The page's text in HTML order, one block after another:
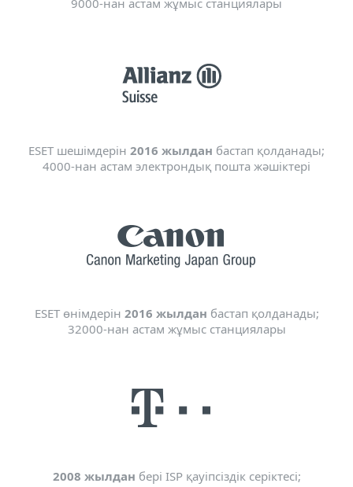
9000-нан астам жұмыс станциялары
ESET шешімдерін 2016 жылдан бастап қолданады;
4000-нан астам электрондық пошта жәшіктері
ESET өнімдерін 2016 жылдан бастап қолданады;
32000-нан астам жұмыс станциялары
2008 жылдан бері ISP қауіпсіздік серіктесі;